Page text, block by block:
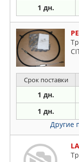
1 дн.
Срок поставки
1 дн.
1 дн.
Другие